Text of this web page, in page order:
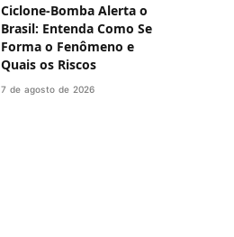
Ciclone-Bomba Alerta o
Brasil: Entenda Como Se
Forma o Fenômeno e
Quais os Riscos
7 de agosto de 2026